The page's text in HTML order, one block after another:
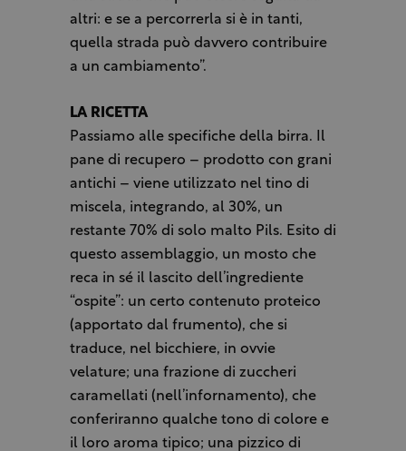
altri: e se a percorrerla si è in tanti,
quella strada può davvero contribuire
a un cambiamento”.
LA RICETTA
Passiamo alle specifiche della birra. Il
pane di recupero – prodotto con grani
antichi – viene utilizzato nel tino di
miscela, integrando, al 30%, un
restante 70% di solo malto Pils. Esito di
questo assemblaggio, un mosto che
reca in sé il lascito dell’ingrediente
“ospite”: un certo contenuto proteico
(apportato dal frumento), che si
traduce, nel bicchiere, in ovvie
velature; una frazione di zuccheri
caramellati (nell’infornamento), che
conferiranno qualche tono di colore e
il loro aroma tipico; una pizzico di